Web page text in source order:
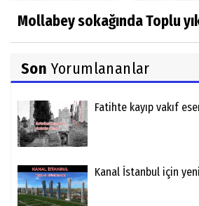
Mollabey sokağında Toplu
Son Yorumlananlar
Fatihte kayıp vakıf
Kanal İstanbul için